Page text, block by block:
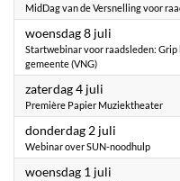
MidDag van de Versnelling voor
woensdag 8 juli
Startwebinar voor raadsleden:
gemeente (VNG)
zaterdag 4 juli
Première Papier Muziektheater
donderdag 2 juli
Webinar over SUN-noodhulp
woensdag 1 juli